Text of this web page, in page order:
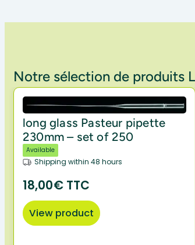
Notre sélection de produits
long glass Pasteur pipette
230mm – set of 250
Available
Shipping within 48 hours
18,00€ TTC
View product